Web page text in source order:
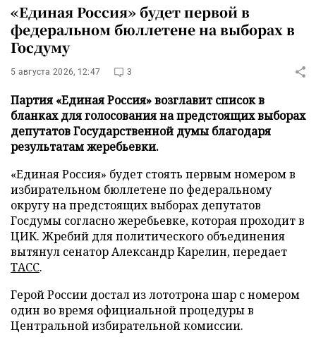
«Единая Россия» будет первой в
федеральном бюллетене на выборах в
Госдуму
5 августа 2026, 12:47 3
Партия «Единая Россия» возглавит список в
бланках для голосования на предстоящих выборах
депутатов Государственной думы благодаря
результатам жеребьевки.
«Единая Россия» будет стоять первым номером в
избирательном бюллетене по федеральному
округу на предстоящих выборах депутатов
Госдумы согласно жеребьевке, которая проходит в
ЦИК. Жребий для политического объединения
вытянул сенатор Александр Карелин, передает
ТАСС.
Герой России достал из лототрона шар с номером
один во время официальной процедуры в
Центральной избирательной комиссии.